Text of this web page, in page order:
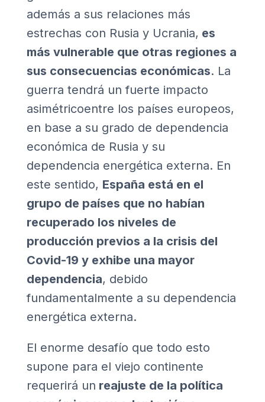
además a sus relaciones más
estrechas con Rusia y Ucrania, es
más vulnerable que otras regiones a
sus consecuencias económicas. La
guerra tendrá un fuerte impacto
asimétricoentre los países europeos,
en base a su grado de dependencia
económica de Rusia y su
dependencia energética externa. En
este sentido, España está en el
grupo de países que no habían
recuperado los niveles de
producción previos a la crisis del
Covid-19 y exhibe una mayor
dependencia, debido
fundamentalmente a su dependencia
energética externa.
El enorme desafío que todo esto
supone para el viejo continente
requerirá un reajuste de la política